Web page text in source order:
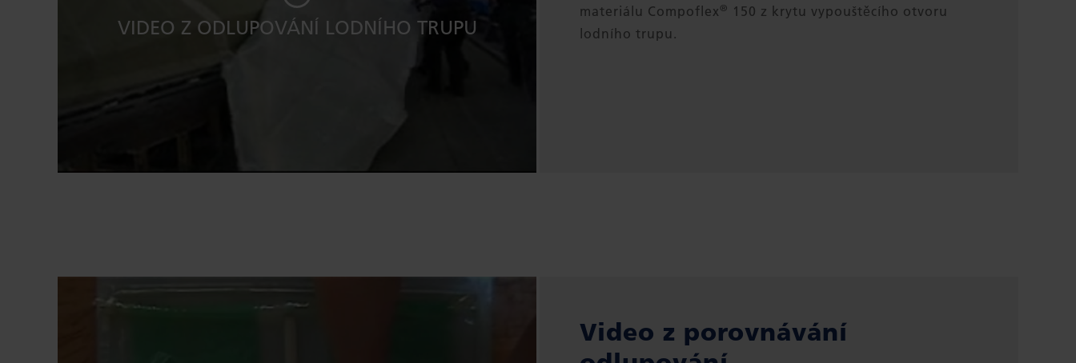
VIDEO Z ODLUPOVÁNÍ LODNÍHO TRUPU
materiálu Compoflex ® 150 z krytu vypouštěcího otvoru
lodního trupu.
Video z porovnávání